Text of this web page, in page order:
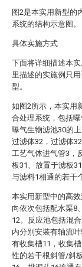
图2是本实用新型的
系统的结构示意图。
具体实施方式
下面将详细描述本
里描述的实施例只
型。
如图2所示，本实用
合处理系统，包括
曝气生物滤池30的
过滤体32，过滤体
工艺气体进气管3，
板31、放置于滤板
与滤料1相通的若干
本实用新型中的高
向依次包括配水渠8
12。反应池包括混
内分别安装有轴流
有收集槽11，收集
性的若干根斜管/斜